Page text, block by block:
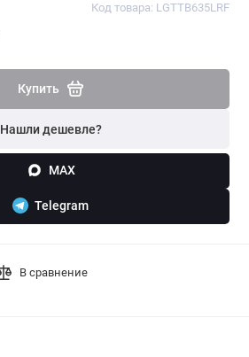
Код товара: LGTTB635LRF
Купить
Нашли дешевле?
MAX
Telegram
В сравнение